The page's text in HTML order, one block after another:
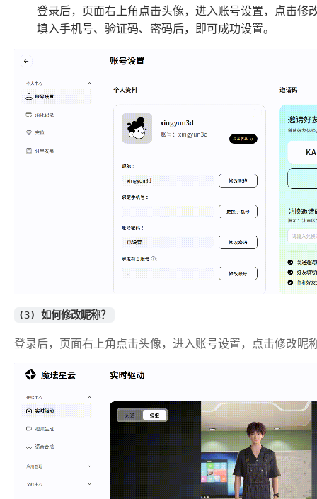
登录后，页面右上角点击头像，进入账号设置，点击修
填入手机号、验证码、密码后，即可成功设置。
(3) 如何修改昵称？
登录后，页面右上角点击头像，进入账号设置，点击修改昵